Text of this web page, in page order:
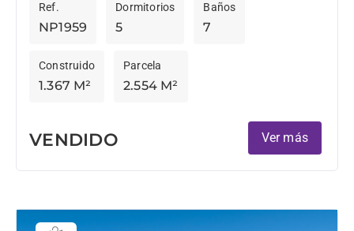
paisaje circundante....
NP1959
Ref.
5
Dormitorios
7
Baños
1.367 M²
Construido
2.554 M²
Parcela
VENDIDO Ver más